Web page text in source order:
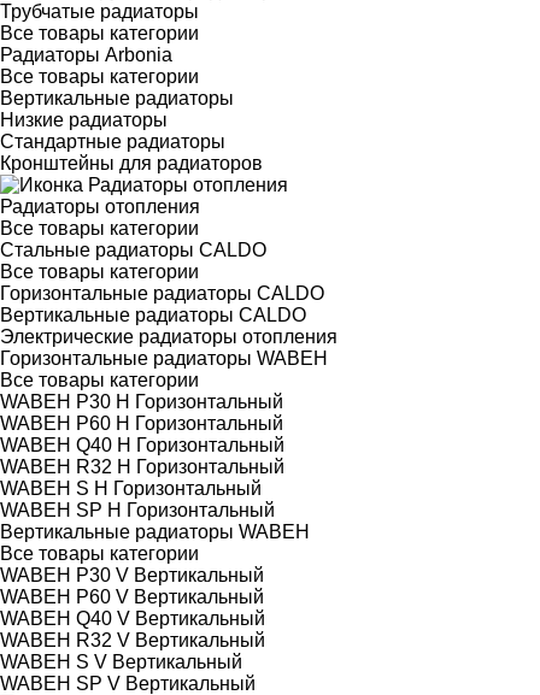
Трубчатые радиаторы
Все товары категории
Радиаторы Arbonia
Все товары категории
Вертикальные радиаторы
Низкие радиаторы
Стандартные радиаторы
Кронштейны для радиаторов
Радиаторы отопления
Все товары категории
Стальные радиаторы CALDO
Все товары категории
Горизонтальные радиаторы CALDO
Вертикальные радиаторы CALDO
Электрические радиаторы отопления
Горизонтальные радиаторы WABEH
Все товары категории
WABEH P30 H Горизонтальный
WABEH P60 H Горизонтальный
WABEH Q40 H Горизонтальный
WABEH R32 H Горизонтальный
WABEH S H Горизонтальный
WABEH SP H Горизонтальный
Вертикальные радиаторы WABEH
Все товары категории
WABEH P30 V Вертикальный
WABEH P60 V Вертикальный
WABEH Q40 V Вертикальный
WABEH R32 V Вертикальный
WABEH S V Вертикальный
WABEH SP V Вертикальный